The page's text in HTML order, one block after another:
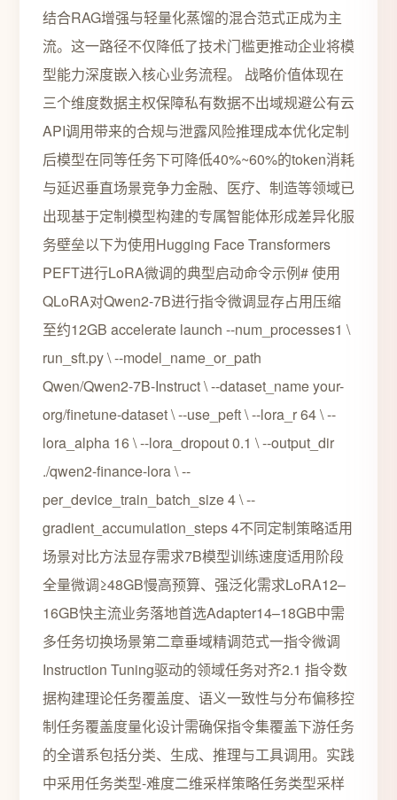
结合RAG增强与轻量化蒸馏的混合范式正成为主
流。这一路径不仅降低了技术门槛更推动企业将模
型能力深度嵌入核心业务流程。 战略价值体现在
三个维度数据主权保障私有数据不出域规避公有云
API调用带来的合规与泄露风险推理成本优化定制
后模型在同等任务下可降低40%~60%的token消耗
与延迟垂直场景竞争力金融、医疗、制造等领域已
出现基于定制模型构建的专属智能体形成差异化服
务壁垒以下为使用Hugging Face Transformers
PEFT进行LoRA微调的典型启动命令示例# 使用
QLoRA对Qwen2-7B进行指令微调显存占用压缩
至约12GB accelerate launch --num_processes1 \
run_sft.py \ --model_name_or_path
Qwen/Qwen2-7B-Instruct \ --dataset_name your-
org/finetune-dataset \ --use_peft \ --lora_r 64 \ --
lora_alpha 16 \ --lora_dropout 0.1 \ --output_dir
./qwen2-finance-lora \ --
per_device_train_batch_size 4 \ --
gradient_accumulation_steps 4不同定制策略适用
场景对比方法显存需求7B模型训练速度适用阶段
全量微调≥48GB慢高预算、强泛化需求LoRA12–
16GB快主流业务落地首选Adapter14–18GB中需
多任务切换场景第二章垂域精调范式一指令微调
Instruction Tuning驱动的领域任务对齐2.1 指令数
据构建理论任务覆盖度、语义一致性与分布偏移控
制任务覆盖度量化设计需确保指令集覆盖下游任务
的全谱系包括分类、生成、推理与工具调用。实践
中采用任务类型-难度二维采样策略任务类型采样